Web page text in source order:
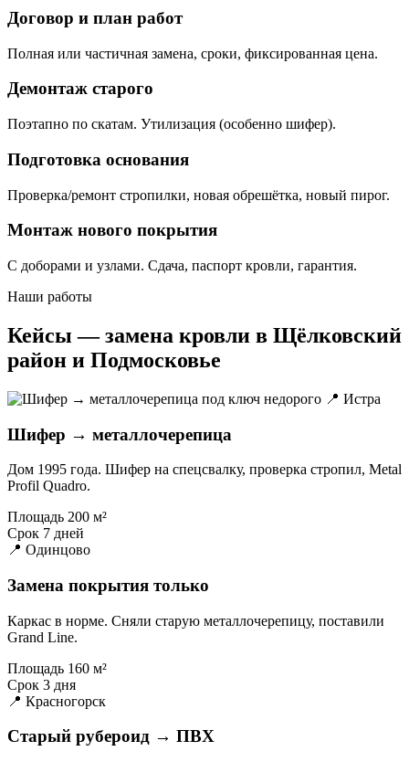
Договор и план работ
Полная или частичная замена, сроки, фиксированная цена.
Демонтаж старого
Поэтапно по скатам. Утилизация (особенно шифер).
Подготовка основания
Проверка/ремонт стропилки, новая обрешётка, новый пирог.
Монтаж нового покрытия
С доборами и узлами. Сдача, паспорт кровли, гарантия.
Наши работы
Кейсы — замена кровли в Щёлковский
район и Подмосковье
📍 Истра
Шифер → металлочерепица
Дом 1995 года. Шифер на спецсвалку, проверка стропил, Metal
Profil Quadro.
Площадь 200 м²
Срок 7 дней
📍 Одинцово
Замена покрытия только
Каркас в норме. Сняли старую металлочерепицу, поставили
Grand Line.
Площадь 160 м²
Срок 3 дня
📍 Красногорск
Старый рубероид → ПВХ